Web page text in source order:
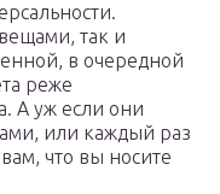
так и
в очередной
реже
А уж если они
или каждый раз
что вы носите